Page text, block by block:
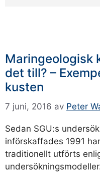
Maringeologisk
det till? –
kusten
7 juni, 2016 av Peter
Sedan SGU:s
införskaffades 1991
traditionellt utförts